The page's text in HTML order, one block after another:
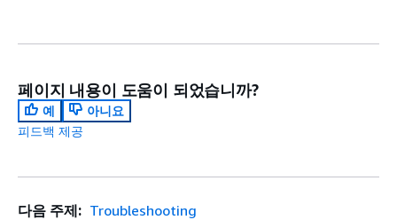
페이지 내용이 도움이 되었습니까?
예
아니요
피드백 제공
다음 주제: Troubleshooting